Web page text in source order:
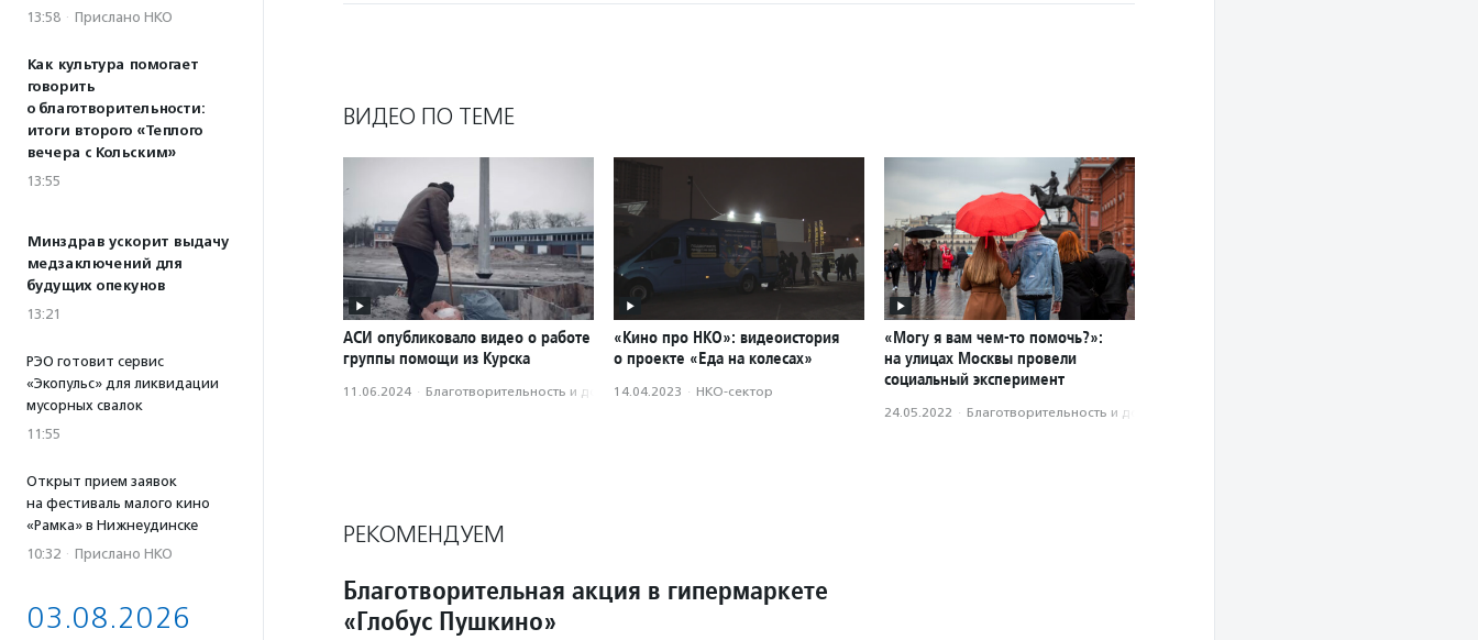
13:58 · Прислано НКО
Как культура помогает
говорить
о благотворительности:
итоги второго «Теплого
вечера с Кольским»
13:55
Минздрав ускорит выдачу
медзаключений для
будущих опекунов
13:21
РЭО готовит сервис
«Экопульс» для ликвидации
мусорных свалок
11:55
Открыт прием заявок
на фестиваль малого кино
«Рамка» в Нижнеудинске
10:32 · Прислано НКО
03.08.2026
ВИДЕО ПО ТЕМЕ
АСИ опубликовало видео о работе
группы помощи из Курска
11.06.2024 · Благотвори­тель­ность и доброволь­чест­во
«Кино про НКО»: видеоистория
о проекте «Еда на колесах»
14.04.2023 · НКО-сектор
«Могу я вам чем-то помочь?»:
на улицах Москвы провели
социальный эксперимент
24.05.2022 · Благотвори­тель­ность и доброволь­чест­во
РЕКОМЕНДУЕМ
Благотворительная акция в гипермаркете
«Глобус Пушкино»